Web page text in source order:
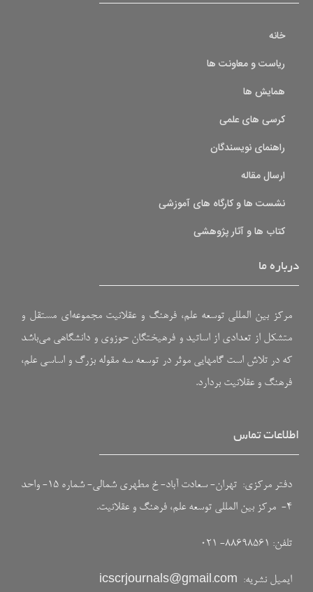
خانه
ریاست و معاونت ها
همایش ها
کرسی های علمی
راهنمای نویسندگان
ارسال مقاله
نشست ها و کارگاه های آموزشی
کتاب ها و آثار پژوهشی
درباره ما
مرکز بین المللی توسعه علم، فرهنگ و عقلانیت مجموعه‌ای مستقل و
متشکل از تعدادی از اساتید و فرهیختگان حوزوی و دانشگاهی می‌باشد
که در تلاش است گامهایی موثر در توسعه سه مقوله بزرگ و اساسی علم،
فرهنگ و عقلانیت بردارد.
اطلاعات تماس
دفتر مرکزی: تهران- سعادت آباد- خ مطهری شمالی- شماره ۱۵- واحد
۴- مرکز بین المللی توسعه علم، فرهنگ و عقلانیت.
تلفن: ۸۸۶۹۸۵۶۱- ۰۲۱
ایمیل نشریه: icscrjournals@gmail.com